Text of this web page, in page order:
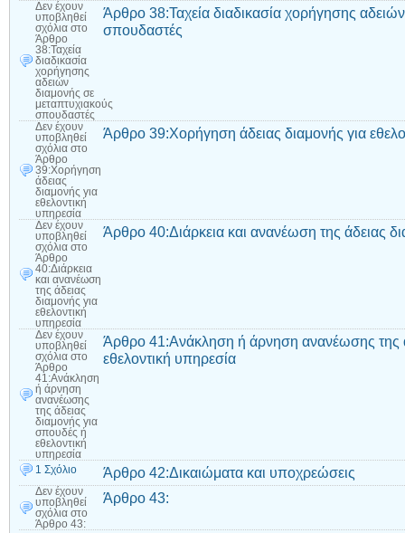
Δεν έχουν
υποβληθεί
σχόλια στο
Άρθρο
38:Ταχεία
διαδικασία
χορήγησης
αδειών
διαμονής σε
μεταπτυχιακούς
σπουδαστές
Άρθρο 38:Ταχεία διαδικασία χορήγησης
σπουδαστές
Δεν έχουν
υποβληθεί
σχόλια στο
Άρθρο
39:Χορήγηση
άδειας
διαμονής για
εθελοντική
υπηρεσία
Άρθρο 39:Χορήγηση άδειας διαμονής για
Δεν έχουν
υποβληθεί
σχόλια στο
Άρθρο
40:Διάρκεια
και ανανέωση
της άδειας
διαμονής για
εθελοντική
υπηρεσία
Άρθρο 40:Διάρκεια και ανανέωση της άδειας
Δεν έχουν
υποβληθεί
σχόλια στο
Άρθρο
41:Ανάκληση
ή άρνηση
ανανέωσης
της άδειας
διαμονής για
σπουδές ή
εθελοντική
υπηρεσία
Άρθρο 41:Ανάκληση ή άρνηση ανανέωσης της
εθελοντική υπηρεσία
1 Σχόλιο Άρθρο 42:Δικαιώματα και υποχρεώσεις
Δεν έχουν
υποβληθεί
σχόλια στο
Άρθρο 43:
Άρθρο 43: